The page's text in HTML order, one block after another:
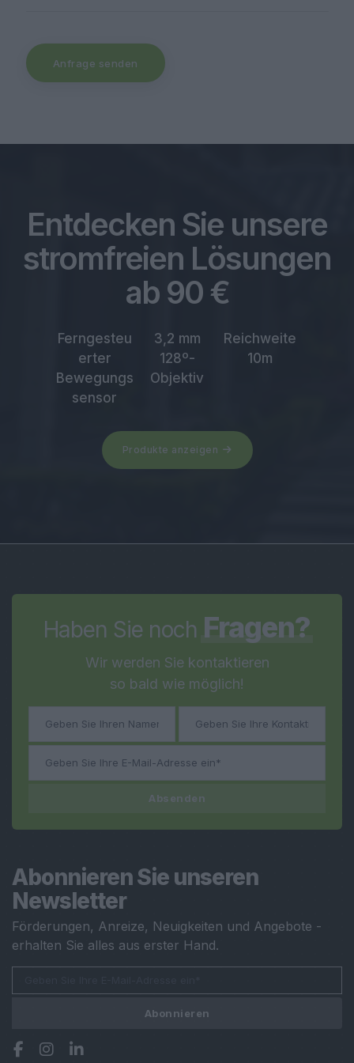
Anfrage senden
Entdecken Sie unsere
stromfreien Lösungen
ab 90 €
Ferngesteu
erter
Bewegungs
sensor
3,2 mm
128º-
Objektiv
Reichweite
10m
Produkte anzeigen
Haben Sie noch Fragen?
Wir werden Sie kontaktieren
so bald wie möglich!
Absenden
Abonnieren Sie unseren
Newsletter
Förderungen, Anreize, Neuigkeiten und Angebote -
erhalten Sie alles aus erster Hand.
Abonnieren